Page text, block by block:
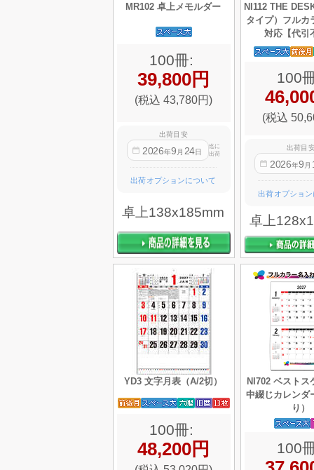
MR102 卓上メモルダー
100冊:
39,800円
(税込 43,780円)
出荷目安
2026年9 月 24日
迄に
出荷
出荷オプションについて
卓上138x185mm
NI112 THE
タイプ）フルカ
対応【代引
100
(税込
出荷目
2026年9 月
出荷オプショ
卓上
YD3 文字月表（A/2切）
100冊:
48,200円
NI702 ベストス
中綴じカレンダ
り）
100